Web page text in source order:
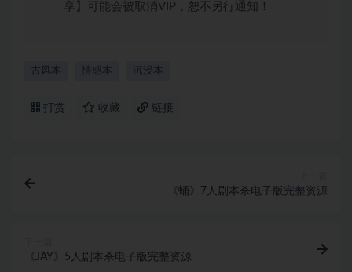
享】可能会被取消VIP，恕不另行通知！
古风本 情感本 沉浸本
打赏 收藏 链接
《蛹》7人剧本杀电子版完整资源
《JAY》5人剧本杀电子版完整资源